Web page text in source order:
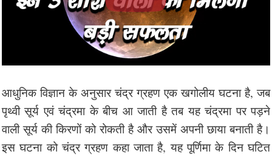
आधुनिक विज्ञान के अनुसार चंद्र ग्रहण एक खगोलीय घटना है, जब
पृथ्वी सूर्य एवं चंद्रमा के बीच आ जाती है तब यह चंद्रमा पर पड़ने
वाली सूर्य की किरणों को रोकती है और उसमें अपनी छाया बनाती है।
इस घटना को चंद्र ग्रहण कहा जाता है, यह पूर्णिमा के दिन घटित